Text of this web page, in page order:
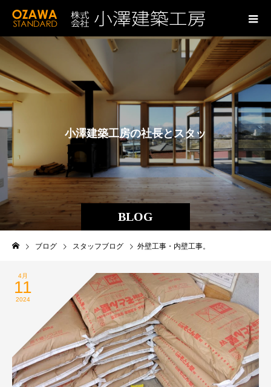
BLOG
建 築工房の社長とスタッフのブ ログ
ブログ スタッフブログ 外壁工事・内壁工事。
4月
11
2024